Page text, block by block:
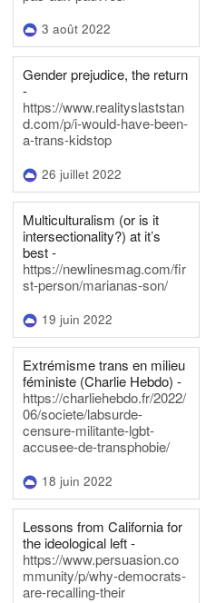
3 août 2022
Gender prejudice, the return
-
https://www.realityslaststan
d.com/p/i-would-have-been-
a-trans-kidstop
26 juillet 2022
Multiculturalism (or is it
intersectionality?) at it’s
best -
https://newlinesmag.com/fir
st-person/marianas-son/
19 juin 2022
Extrémisme trans en milieu
féministe (Charlie Hebdo) -
https://charliehebdo.fr/2022/
06/societe/labsurde-
censure-militante-lgbt-
accusee-de-transphobie/
18 juin 2022
Lessons from California for
the ideological left -
https://www.persuasion.co
mmunity/p/why-democrats-
are-recalling-their